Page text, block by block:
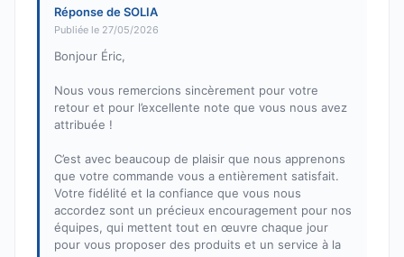
Réponse de SOLIA
Publiée le 27/05/2026
Bonjour Éric,
Nous vous remercions sincèrement pour votre
retour et pour l’excellente note que vous nous avez
attribuée !
C’est avec beaucoup de plaisir que nous apprenons
que votre commande vous a entièrement satisfait.
Votre fidélité et la confiance que vous nous
accordez sont un précieux encouragement pour nos
équipes, qui mettent tout en œuvre chaque jour
pour vous proposer des produits et un service à la